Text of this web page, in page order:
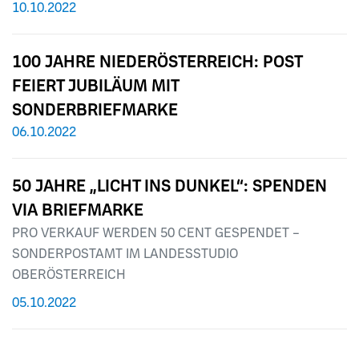
10.10.2022
100 JAHRE NIEDERÖSTERREICH: POST
FEIERT JUBILÄUM MIT
SONDERBRIEFMARKE
06.10.2022
50 JAHRE „LICHT INS DUNKEL“: SPENDEN
VIA BRIEFMARKE
PRO VERKAUF WERDEN 50 CENT GESPENDET –
SONDERPOSTAMT IM LANDESSTUDIO
OBERÖSTERREICH
05.10.2022